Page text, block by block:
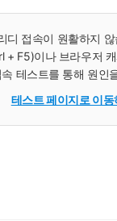
디 접속이 원활하지
+ F5)이나 브라우저
테스트를 통해 원인
테스트 페이지로 이동